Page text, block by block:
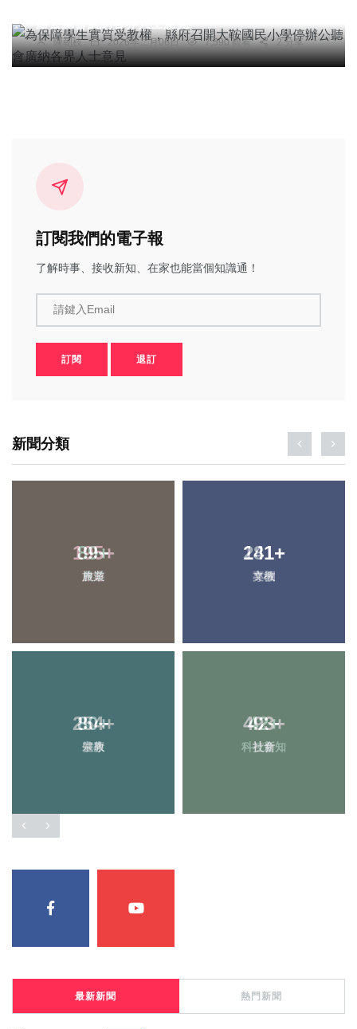
陳朝枝 2026年二月06日 7,590 觀看 2 分享
訂閱我們的電子報
了解時事、接收新知、在家也能當個知識通！
請鍵入Email
訂閱 退訂
新聞分類
195+
旅遊
141+
專欄
254+
健康
42+
科技新知
89+
農業
281+
文教
80+
宗教
493+
社會
最新新聞 熱門新聞